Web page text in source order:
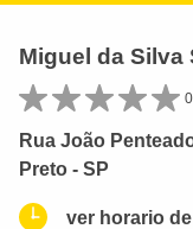
Miguel da Silva
Rua João
Preto - SP
ver horario